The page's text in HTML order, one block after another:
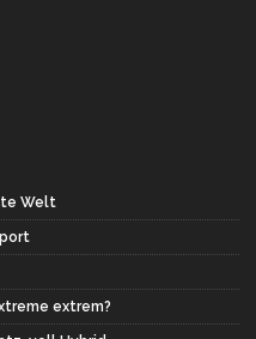
Welt
extrem?